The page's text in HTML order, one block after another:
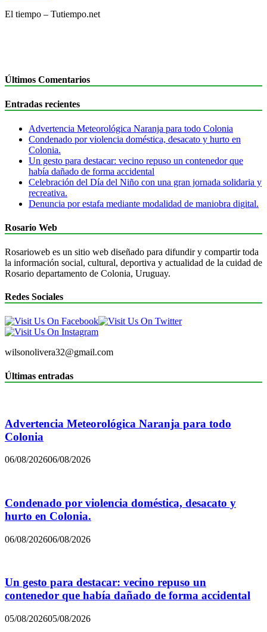
El tiempo – Tutiempo.net
Últimos Comentarios
Entradas recientes
Advertencia Meteorológica Naranja para todo Colonia
Condenado por violencia doméstica, desacato y hurto en
Colonia.
Un gesto para destacar: vecino repuso un contenedor que
había dañado de forma accidental
Celebración del Día del Niño con una gran jornada solidaria y
recreativa.
Denuncia por estafa mediante modalidad de maniobra digital.
Rosario Web
Rosarioweb es un sitio web diseñado para difundir y compartir toda
la información social, cultural, deportiva y actualidad de la cuidad de
Rosario departamento de Colonia, Uruguay.
Redes Sociales
wilsonolivera32@gmail.com
Últimas entradas
Advertencia Meteorológica Naranja para todo
Colonia
06/08/202606/08/2026
Condenado por violencia doméstica, desacato y
hurto en Colonia.
06/08/202606/08/2026
Un gesto para destacar: vecino repuso un
contenedor que había dañado de forma accidental
05/08/202605/08/2026